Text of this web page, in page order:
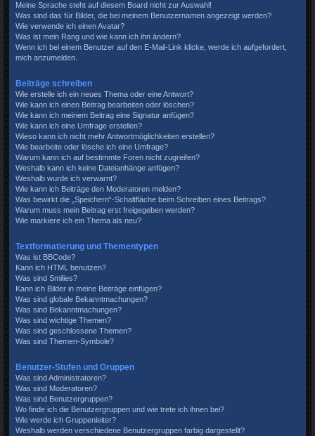
Meine Sprache steht auf diesem Board nicht zur Auswahl!
Was sind das für Bilder, die bei meinem Benutzernamen angezeigt werden?
Wie verwende ich einen Avatar?
Was ist mein Rang und wie kann ich ihn ändern?
Wenn ich bei einem Benutzer auf den E-Mail-Link klicke, werde ich aufgefordert,
mich anzumelden.
Beiträge schreiben
Wie erstelle ich ein neues Thema oder eine Antwort?
Wie kann ich einen Beitrag bearbeiten oder löschen?
Wie kann ich meinem Beitrag eine Signatur anfügen?
Wie kann ich eine Umfrage erstellen?
Wieso kann ich nicht mehr Antwortmöglichkeiten erstellen?
Wie bearbeite oder lösche ich eine Umfrage?
Warum kann ich auf bestimmte Foren nicht zugreifen?
Weshalb kann ich keine Dateianhänge anfügen?
Weshalb wurde ich verwarnt?
Wie kann ich Beiträge den Moderatoren melden?
Was bewirkt die „Speichern“-Schaltfläche beim Schreiben eines Beitrags?
Warum muss mein Beitrag erst freigegeben werden?
Wie markiere ich ein Thema als neu?
Textformatierung und Thementypen
Was ist BBCode?
Kann ich HTML benutzen?
Was sind Smilies?
Kann ich Bilder in meine Beiträge einfügen?
Was sind globale Bekanntmachungen?
Was sind Bekanntmachungen?
Was sind wichtige Themen?
Was sind geschlossene Themen?
Was sind Themen-Symbole?
Benutzer-Stufen und Gruppen
Was sind Administratoren?
Was sind Moderatoren?
Was sind Benutzergruppen?
Wo finde ich die Benutzergruppen und wie trete ich ihnen bei?
Wie werde ich Gruppenleiter?
Weshalb werden verschiedene Benutzergruppen farbig dargestellt?